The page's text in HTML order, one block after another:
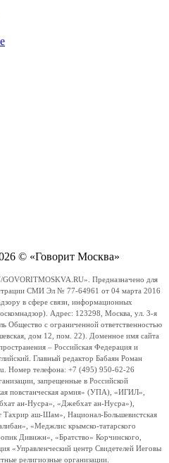
© «Говорит Москва»
Предназначено для
СМИ Эл № 77-64961 от 04 марта 2016
в сфере связи, информационных
Адрес: 123298, Москва, ул. 3-я
Общество с ограниченной ответственностью
дом 12, пом. 22). Доменное имя сайта
– Российская Федерация и
Главный редактор Бабаян Роман
Номер телефона: +7 (495) 950-62-26
запрещенные в Российской
повстанческая армия» (УПА), «ИГИЛ»,
ан-Нусра», «Джебхат ан-Нусра»),
Тахрир аш-Шам», Национал-Большевистская
«Меджлис крымско-татарского
Дивижн», «Братство» Корчинского,
«Управленческий центр Свидетелей Иеговы
религиозные организации.